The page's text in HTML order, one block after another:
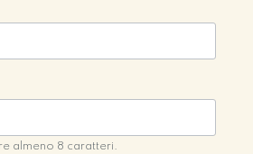
almeno 8 caratteri.